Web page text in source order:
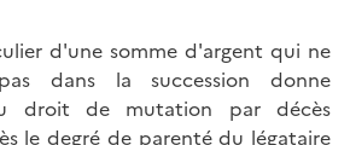
d'une somme d'argent qui ne
dans la succession donne
droit de mutation par décès
le degré de parenté du légataire